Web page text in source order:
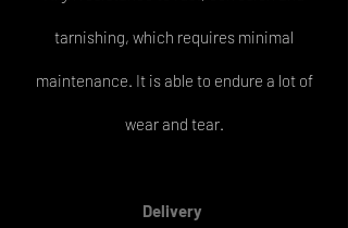
tarnishing, which requires minimal
maintenance. It is able to endure a lot of
wear and tear.
Delivery